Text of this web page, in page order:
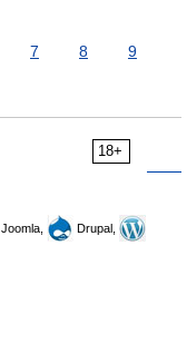
7 8
9
18+
Joomla,
Drupal,